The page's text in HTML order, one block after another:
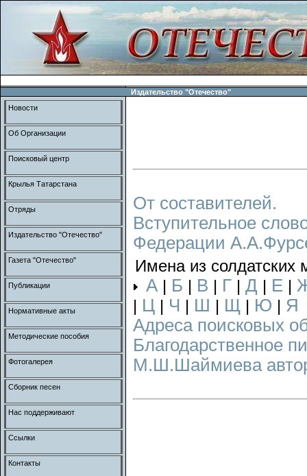
Издательство "Отечество"
От составителей.
Вступительное
Федерации
Имена из солдатских
А | Б | В | Г | Д | Е |
| Ц | Ч | Ш | Щ | Ю | Я
Адреса поисковых
Благодарственное
М.Ш.Шаймиева
Новости
Об Организации
Поисковый центр
Крылья Татарстана
Отряды
Издательство "Отечество"
Газета "Отечество"
Публикации
Нормативные акты
Методические пособия
Фотогалерея
Сборник песен
Нас поддерживают
Ссылки
Контакты